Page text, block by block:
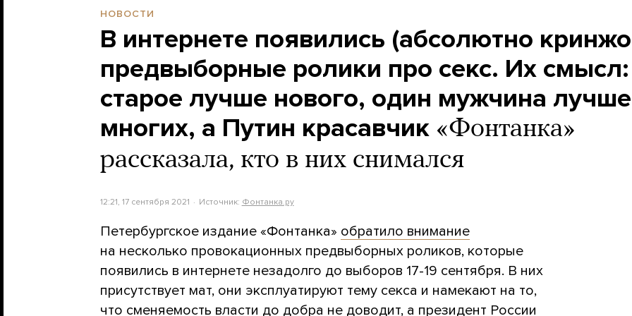
НОВОСТИ
В интернете появились (абсолютно
предвыборные ролики про секс. Их смысл:
старое лучше нового, один мужчина лучше
многих, а Путин красавчик «Фонтанка»
рассказала, кто в них снимался
12:21, 17 сентября 2021 Источник: Фонтанка.ру
Петербургское издание «Фонтанка» обратило внимание
на несколько провокационных предвыборных роликов, которые
появились в интернете незадолго до выборов 17-19 сентября. В них
присутствует мат, они эксплуатируют тему секса и намекают на то,
что сменяемость власти до добра не доводит, а президент России